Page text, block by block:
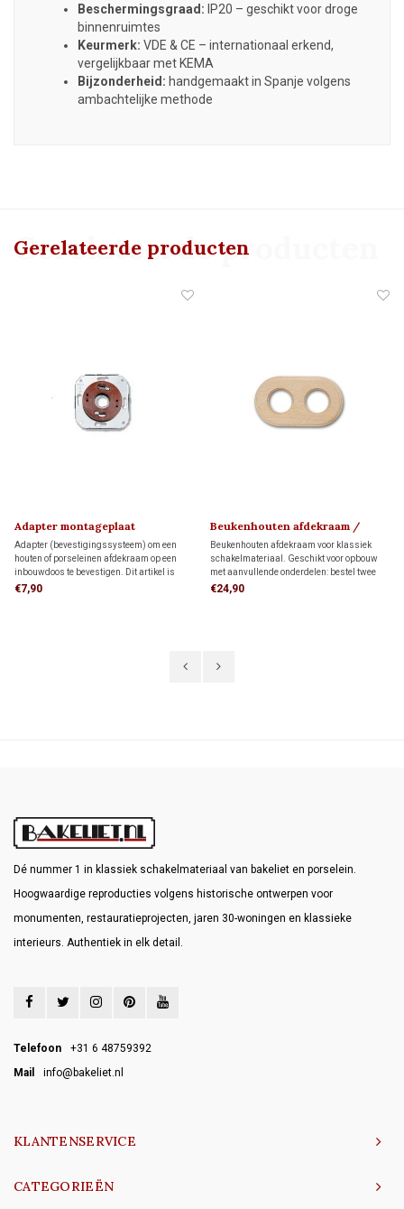
Beschermingsgraad: IP20 – geschikt voor droge
binnenruimtes
Keurmerk: VDE & CE – internationaal erkend,
vergelijkbaar met KEMA
Bijzonderheid: handgemaakt in Spanje volgens
ambachtelijke methode
Gerelateerde producten
Gerelateerde producten
Adapter montageplaat
Adapter (bevestigingssysteem) om een
houten of porseleinen afdekraam op een
inbouwdoos te bevestigen. Dit artikel is
alleen nodig wanneer je een FONTINI-
€7,90
Beukenhouten afdekraam /
montageplaat 1910
Beukenhouten afdekraam voor klassiek
schakelmateriaal. Geschikt voor opbouw
met aanvullende onderdelen: bestel twee
montageringen voor directe wandmontage
€24,90
Dé nummer 1 in klassiek schakelmateriaal van bakeliet en porselein.
Hoogwaardige reproducties volgens historische ontwerpen voor
monumenten, restauratieprojecten, jaren 30-woningen en klassieke
interieurs. Authentiek in elk detail.
Telefoon
+31 6 48759392
Mail
info@bakeliet.nl
KLANTENSERVICE
CATEGORIEËN